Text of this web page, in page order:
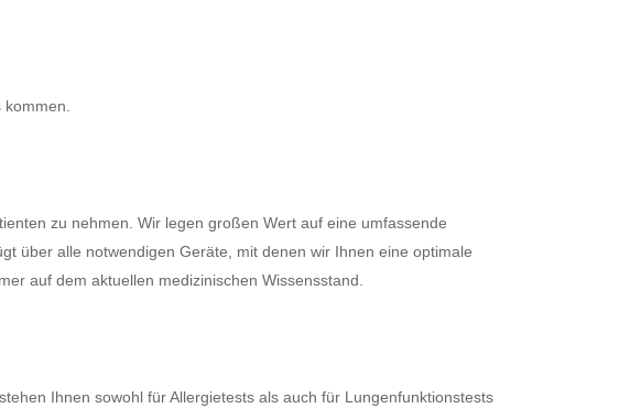
zu nehmen. Wir legen großen Wert auf eine umfassende
über alle notwendigen Geräte, mit denen wir Ihnen eine optimale
auf dem aktuellen medizinischen Wissensstand.
Ihnen sowohl für Allergietests als auch für Lungenfunktionstests